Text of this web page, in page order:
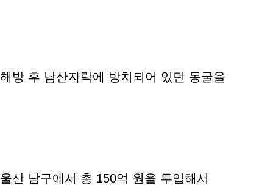
해방 후 남산자락에 방치되어 있던 동굴을
울산 남구에서 총 150억 원을 투입해서